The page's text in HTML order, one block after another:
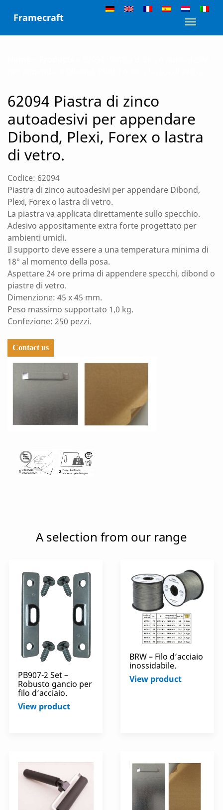
Framecraft Toggle
62094 Piastra di zinco
autoadesivi per appendare
Dibond, Plexi, Forex o lastra
di vetro.
Codice: 62094
Piastra di zinco autoadesivi per appendare Dibond,
Plexi, Forex o lastra di vetro.
La piastra va applicata direttamente sullo specchio.
Adesivo appositamente extra forte progettato per
ambienti umidi.
Il supporto deve essere a una temperatura minima di
18° al momento della posa.
Aspettare 24 ore prima di appendere specchi, dibond o
piastre di vetro.
Dimenzione: 45 x 45 mm.
Peso massimo supportato 1,0 kg.
Confezione: 250 pezzi.
Contact us
A selection from our range
PB907-2 Set –
Robusto gancio per
filo d’acciaio.
View product
BRW – Filo d’acciaio
inossidabile.
View product